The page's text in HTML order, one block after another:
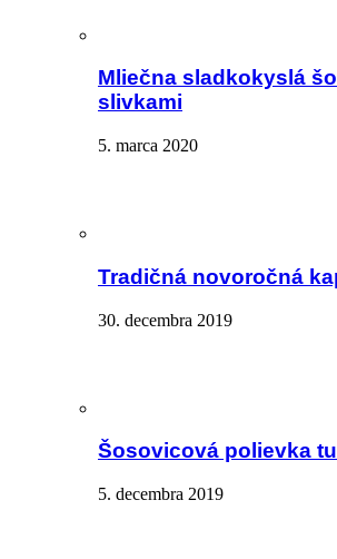
Mliečna sladkokyslá
slivkami
5. marca 2020
Tradičná novoročná
30. decembra 2019
Šosovicová polievka
5. decembra 2019